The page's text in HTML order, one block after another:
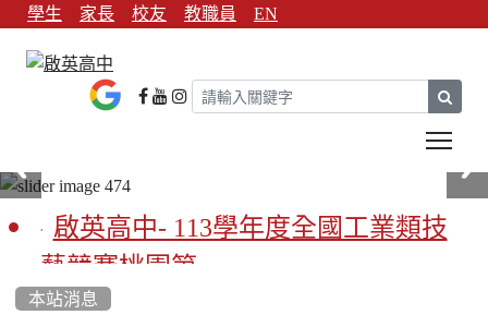
學生 家長 校友 教職員 EN
啟英高中- 113學年度全國工業類技
藝競賽桃園第一
啟英高中-113學年全國學生家事類技
本站消息